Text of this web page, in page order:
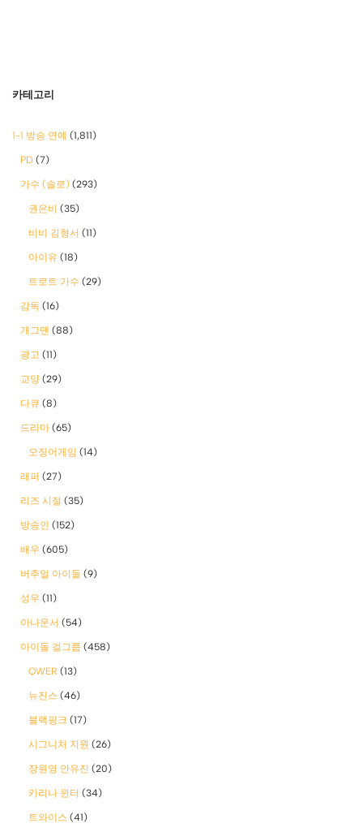
카테고리
1-1 방송 연예 (1,811)
PD (7)
가수 (솔로) (293)
권은비 (35)
비비 김형서 (11)
아이유 (18)
트로트 가수 (29)
감독 (16)
개그맨 (88)
광고 (11)
교양 (29)
다큐 (8)
드라마 (65)
오징어게임 (14)
래퍼 (27)
리즈 시절 (35)
방송인 (152)
배우 (605)
버추얼 아이돌 (9)
성우 (11)
아나운서 (54)
아이돌 걸그룹 (458)
QWER (13)
뉴진스 (46)
블랙핑크 (17)
시그니처 지원 (26)
장원영 안유진 (20)
카리나 윈터 (34)
트와이스 (41)